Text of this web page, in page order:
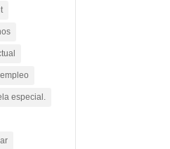
empleo
especial.